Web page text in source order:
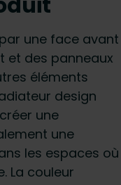
une face avant
et des panneaux
éléments
design
une
une
les espaces où
La couleur